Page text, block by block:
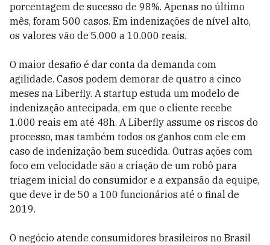
porcentagem de sucesso de 98%. Apenas no último
mês, foram 500 casos. Em indenizações de nível alto,
os valores vão de 5.000 a 10.000 reais.
O maior desafio é dar conta da demanda com
agilidade. Casos podem demorar de quatro a cinco
meses na Liberfly. A startup estuda um modelo de
indenização antecipada, em que o cliente recebe
1.000 reais em até 48h. A Liberfly assume os riscos do
processo, mas também todos os ganhos com ele em
caso de indenização bem sucedida. Outras ações com
foco em velocidade são a criação de um robô para
triagem inicial do consumidor e a expansão da equipe,
que deve ir de 50 a 100 funcionários até o final de
2019.
O negócio atende consumidores brasileiros no Brasil